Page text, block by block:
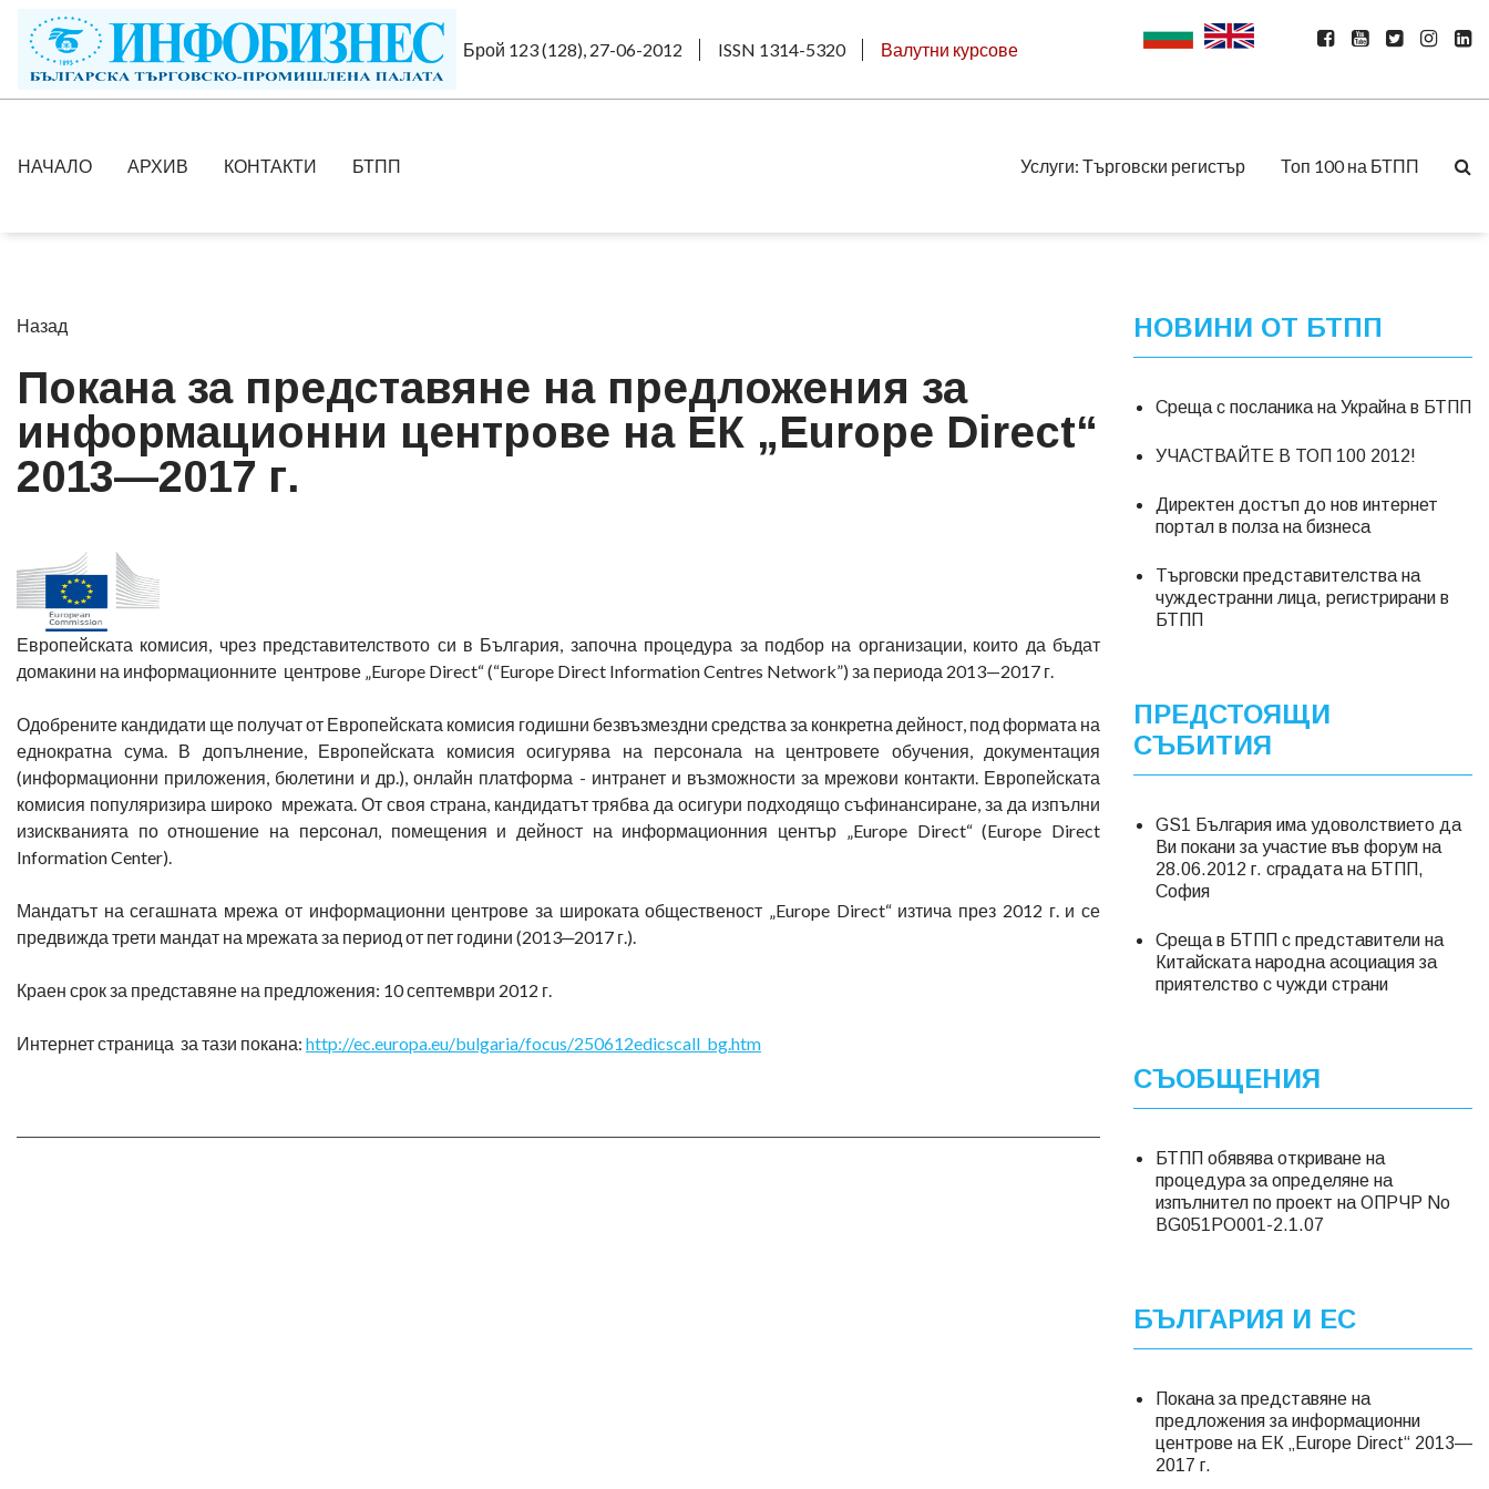
Брой 123 (128), 27-06-2012 ISSN 1314-5320 Валутни курсове
НАЧАЛО АРХИВ КОНТАКТИ БТПП Услуги: Търговски регистър Топ 100 на БТПП
Назад
Покана за представяне на предложения за
информационни центрове на ЕК „Europe Direct“
2013—2017 г.
Европейската комисия, чрез представителството си в България, започна процедура за подбор на организации, които да бъдат
домакини на информационните центрове „Europe Direct“ (“Europe Direct Information Centres Network”) за периода 2013—2017 г.
Одобрените кандидати ще получат от Европейската комисия годишни безвъзмездни средства за конкретна дейност, под формата на
еднократна сума. В допълнение, Европейската комисия осигурява на персонала на центровете обучения, документация
(информационни приложения, бюлетини и др.), онлайн платформа - интранет и възможности за мрежови контакти. Европейската
комисия популяризира широко мрежата. От своя страна, кандидатът трябва да осигури подходящо съфинансиране, за да изпълни
изискванията по отношение на персонал, помещения и дейност на информационния център „Europe Direct“ (Europe Direct
Information Center).
Мандатът на сегашната мрежа от информационни центрове за широката общественост „Europe Direct“ изтича през 2012 г. и се
предвижда трети мандат на мрежата за период от пет години (2013─2017 г.).
Краен срок за представяне на предложения: 10 септември 2012 г.
Интернет страница за тази покана: http://ec.europa.eu/bulgaria/focus/250612edicscall_bg.htm
НОВИНИ ОТ БТПП
Среща с посланика на Украйна в БТПП
УЧАСТВАЙТЕ В ТОП 100 2012!
Директен достъп до нов интернет
портал в полза на бизнеса
Търговски представителства на
чуждестранни лица, регистрирани в
БТПП
ПРЕДСТОЯЩИ
СЪБИТИЯ
GS1 България има удоволствието да
Ви покани за участие във форум на
28.06.2012 г. сградата на БТПП,
София
Среща в БТПП с представители на
Китайската народна асоциация за
приятелство с чужди страни
СЪОБЩЕНИЯ
БТПП обявява откриване на
процедура за определяне на
изпълнител по проект на ОПРЧР No
BG051PO001-2.1.07
БЪЛГАРИЯ И ЕС
Покана за представяне на
предложения за информационни
центрове на ЕК „Europe Direct“ 2013—
2017 г.